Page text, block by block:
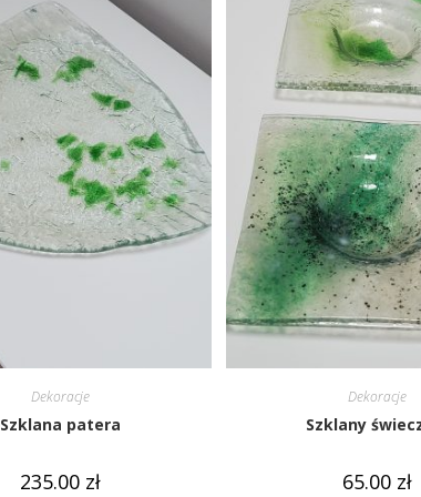
Dekoracje
Szklana patera
235.00 zł
Dekoracje
Szklany
65.00 zł